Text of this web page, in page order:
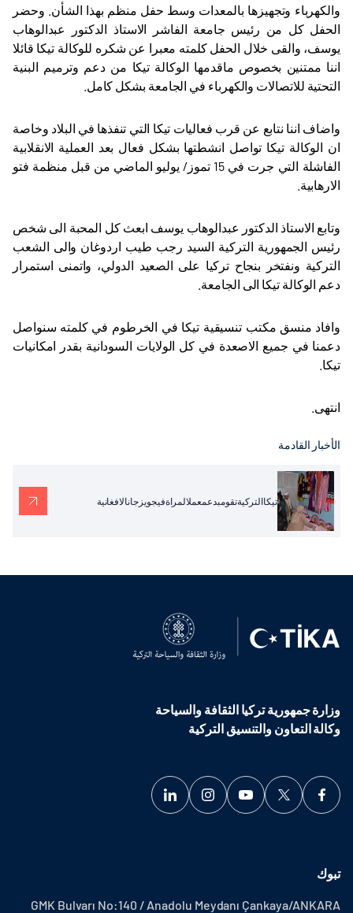
والكهرباء وتجهيزها بالمعدات وسط حفل منظم بهذا الشأن. وحضر
الحفل كل من رئيس جامعة الفاشر الاستاذ الدكتور عبدالوهاب
يوسف، والقى خلال الحفل كلمته معبرا عن شكره للوكالة تيكا قائلا
اننا ممتنين بخصوص ماقدمها الوكالة تيكا من دعم وترميم البنية
التحتية للاتصالات والكهرباء في الجامعة بشكل كامل.
واضاف اننا نتابع عن قرب فعاليات تيكا التي تنفذها في البلاد وخاصة
ان الوكالة تيكا تواصل انشطتها بشكل فعال بعد العملية الانقلابية
الفاشلة التي جرت في 15 تموز/ يوليو الماضي من قبل منظمة فتو
الارهابية.
وتابع الاستاذ الدكتور عبدالوهاب يوسف ابعث كل المحبة الى شخص
رئيس الجمهورية التركية السيد رجب طيب اردوغان والى الشعب
التركية ونفتخر بنجاح تركيا على الصعيد الدولي، واتمنى استمرار
دعم الوكالة تيكا الى الجامعة.
وافاد منسق مكتب تنسيقية تيكا في الخرطوم في كلمته سنواصل
دعمنا في جميع الاصعدة في كل الولايات السودانية بقدر امكانيات
تيكا.
انتهى.
الأخبار القادمة
تيكاالتركيةتقومبدعمعملالمراةفيجويزجانالافغانية
وزارة جمهورية تركيا الثقافة والسياحة
وكالة التعاون والتنسيق التركية
تبوك
GMK Bulvarı No:140 / Anadolu Meydanı Çankaya/ANKARA